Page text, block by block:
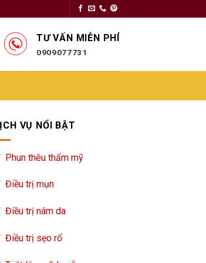
TƯ VẤN MIỄN PHÍ
0909077731
VỤ NỔI BẬT
Phun thêu thẩm mỹ
Điều trị mụn
Điều trị nám da
Điều trị sẹo rổ